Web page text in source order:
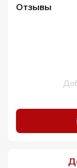
Отзывы